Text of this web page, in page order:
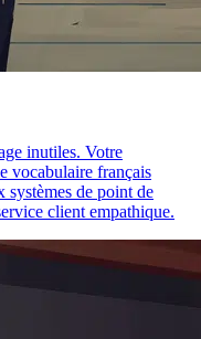
inutiles. Votre
vocabulaire français
systèmes de point de
client empathique.